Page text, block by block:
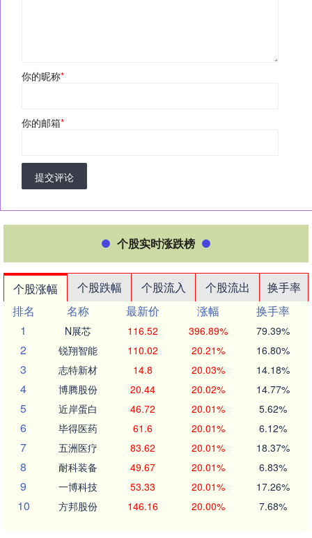
你的昵称*
你的邮箱*
提交评论
个股实时涨跌榜
个股涨幅 个股跌幅 个股流入 个股流出
换手率
排名
名称 最新价 涨幅
换手率
1
N展芯 116.52 396.89% 79.39%
2 锐翔智能 110.02 20.21% 16.80%
3 志特新材 14.8 20.03% 14.18%
4 博腾股份 20.44 20.02% 14.77%
5 近岸蛋白 46.72 20.01% 5.62%
6 毕得医药 61.6 20.01% 6.12%
7 五洲医疗 83.62 20.01% 18.37%
8 耐科装备 49.67 20.01% 6.83%
9 一博科技 53.33 20.01% 17.26%
10 方邦股份 146.16 20.00% 7.68%